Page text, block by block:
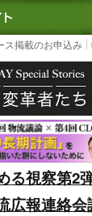
大の物流ニ
ス掲載のお申込み
る視察第2
広報連絡